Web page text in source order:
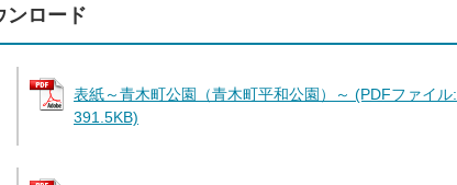
ンロード
表紙～青木町公園（青木町平和公園）～ (PDFファイル:
391.5KB)